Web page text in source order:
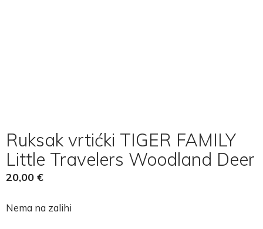
Ruksak vrtićki TIGER FAMILY
Little Travelers Woodland Deer
20,00 €
Nema na zalihi